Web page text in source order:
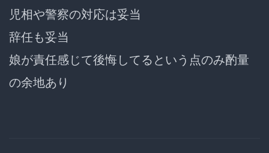
児相や警察の対応は妥当
辞任も妥当
娘が責任感じて後悔してるという点のみ酌量
の余地あり